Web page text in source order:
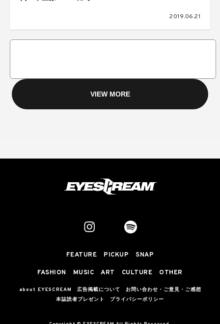
2019.06.21
VIEW MORE
FEATURE PICKUP SNAP
FASHION MUSIC ART CULTURE OTHER
about EYESCREAM 広告掲載について
お問い合わせ・ご意見・ご感想
本誌読者プレゼント
プライバシーポリシー